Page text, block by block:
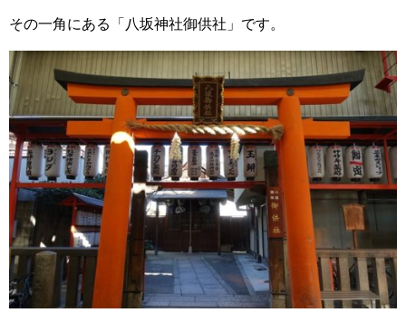
その一角にある「八坂神社御供社」です。